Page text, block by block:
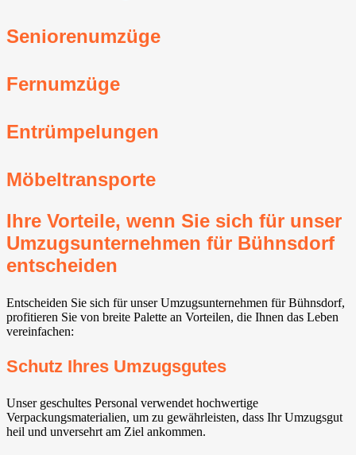
Seniorenumzüge
Fernumzüge
Entrümpelungen
Möbeltransporte
Ihre Vorteile, wenn Sie sich für unser
Umzugsunternehmen für Bühnsdorf
entscheiden
Entscheiden Sie sich für unser Umzugsunternehmen für Bühnsdorf,
profitieren Sie von breite Palette an Vorteilen, die Ihnen das Leben
vereinfachen:
Schutz Ihres Umzugsgutes
Unser geschultes Personal verwendet hochwertige
Verpackungsmaterialien, um zu gewährleisten, dass Ihr Umzugsgut
heil und unversehrt am Ziel ankommen.